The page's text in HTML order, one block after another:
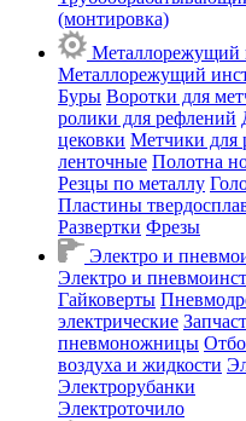
(монтировка)
Металлорежущий
Металлорежущий
Буры Воротки для
ролики для рефлений
цековки Метчики для
ленточные Полотна
Резцы по металлу
Пластины
Развертки Фрезы
Электро и
Электро и
Гайковерты
электрические
пневмоножницы
воздуха и жидкости
Электрорубанки
Электроточило